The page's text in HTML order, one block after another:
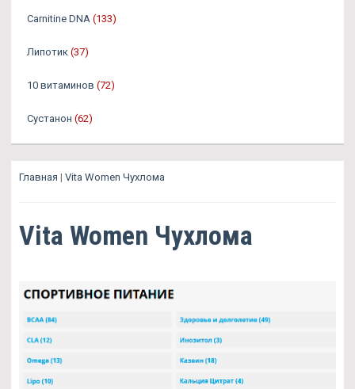
Carnitine DNA (133)
Липотик (37)
10 витаминов (72)
Сустанон (62)
Главная | Vita Women Чухлома
Vita Women Чухлома